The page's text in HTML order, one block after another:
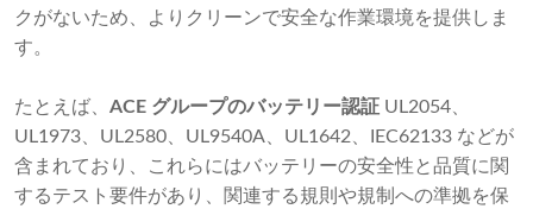
クがないため、よりクリーンで安全な作業環境を提供しま
す。
たとえば、 ACE グループのバッテリー認証 UL2054、
UL1973、UL2580、UL9540A、UL1642、IEC62133 などが
含まれており、これらにはバッテリーの安全性と品質に関
するテスト要件があり、関連する規則や規制への準拠を保